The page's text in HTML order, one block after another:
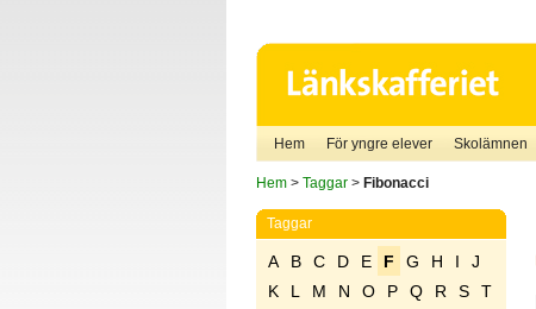
Hem För yngre elever Skolämnen
Hem> Taggar> Fibonacci
Taggar
A B C D E F G H I
J
K
L M N O P Q R S
T